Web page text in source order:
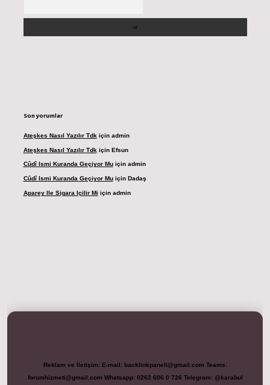
Son yorumlar
Ateşkes Nasıl Yazılır Tdk için admin
Ateşkes Nasıl Yazılır Tdk için Efsun
Cûdî Ismi Kuranda Geçiyor Muiçin admin
Cûdî Ismi Kuranda Geçiyor Muiçin Dadaş
Aparey Ile Sigara Içilir Mi için admin
Reklam ve İletişim: E-mail: backlinkpaneli@gmail.com Teams:
forumhizmeti@gmail.com Whatsapp: 0262 606 0 726 Telegram: @karabul